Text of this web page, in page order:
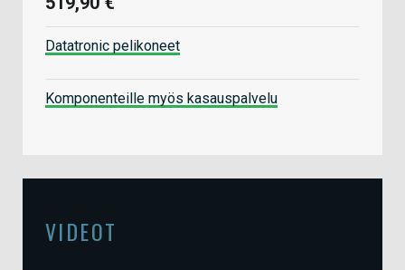
Datatronic pelikoneet
Komponenteille myös kasauspalvelu
VIDEOT